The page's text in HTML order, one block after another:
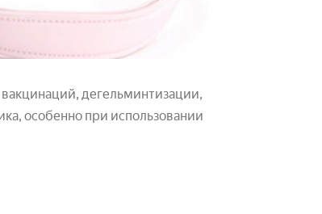
дегельминтизации,
особенно при использовании